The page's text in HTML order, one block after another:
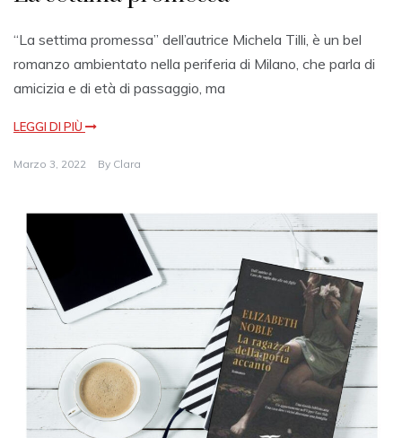
“La settima promessa” dell’autrice Michela Tilli, è un bel
romanzo ambientato nella periferia di Milano, che parla di
amicizia e di età di passaggio, ma
LEGGI DI PIÙ
Marzo 3, 2022 By Clara